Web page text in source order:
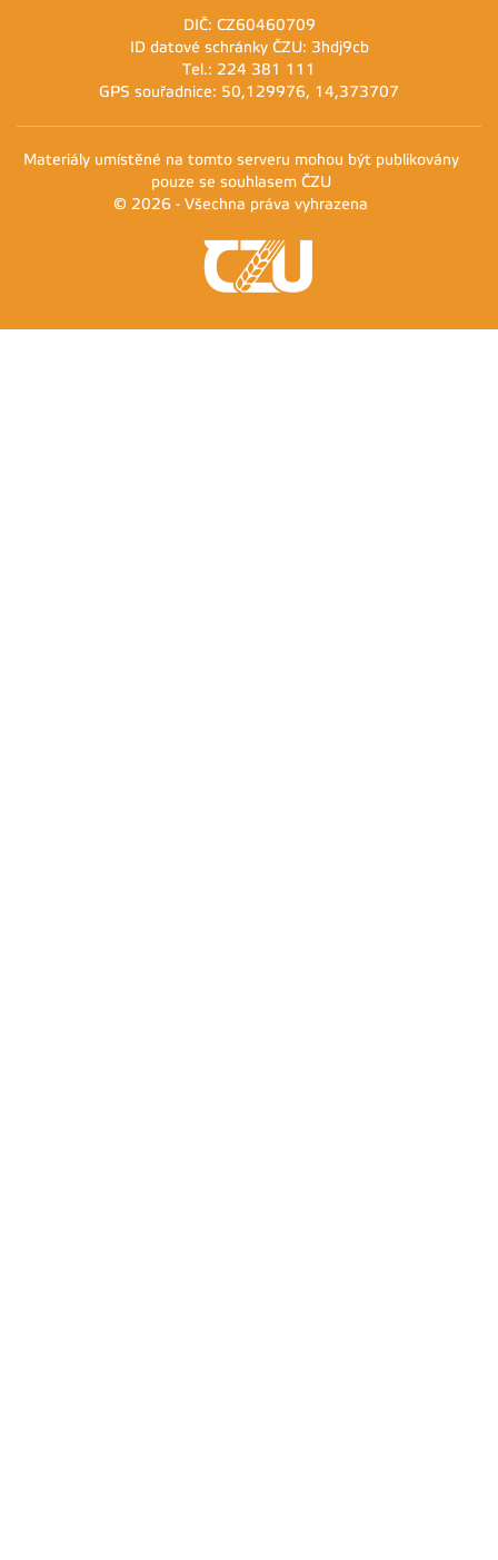
DIČ: CZ60460709
ID datové schránky ČZU: 3hdj9cb
Tel.: 224 381 111
GPS souřadnice: 50,129976, 14,373707
Materiály umístěné na tomto serveru mohou být publikovány
pouze se souhlasem ČZU
© 2026 - Všechna práva vyhrazena